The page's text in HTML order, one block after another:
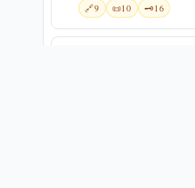
🔗9 📜10 🗝️16